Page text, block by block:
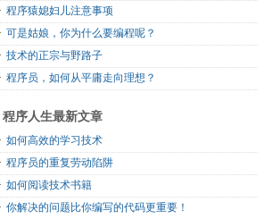
程序猿媳妇儿注意事项
可是姑娘，你为什么要编程呢？
技术的正宗与野路子
程序员，如何从平庸走向理想？
程序人生最新文章
如何高效的学习技术
程序员的重复劳动陷阱
如何阅读技术书籍
你解决的问题比你编写的代码更重要！